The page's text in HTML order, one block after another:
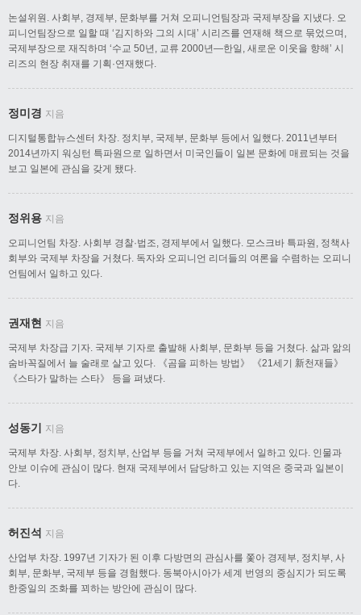
논설위원. 사회부, 경제부, 문화부를 거쳐 오피니언팀장과 국제부장을 지냈다. 오
피니언팀장으로 일할 때 ‘김지하와 그의 시대’ 시리즈를 연재해 책으로 묶었으며,
국제부장으로 재직하며 ‘수교 50년, 교류 2000년—한일, 새로운 이웃을 향해’ 시
리즈의 현장 취재를 기획·연재했다.
정미경 지음
디지털통합뉴스센터 차장. 정치부, 국제부, 문화부 등에서 일했다. 2011년부터
2014년까지 워싱턴 특파원으로 일하면서 미국인들이 일본 문화에 매료되는 것을
보고 일본에 관심을 갖게 됐다.
정위용 지음
오피니언팀 차장. 사회부 경찰·법조, 경제부에서 일했다. 모스크바 특파원, 정책사
회부와 국제부 차장을 거쳤다. 독자와 오피니언 리더들의 여론을 수렴하는 오피니
언팀에서 일하고 있다.
권재현 지음
국제부 차장급 기자. 국제부 기자로 출발해 사회부, 문화부 등을 거쳤다. 삶과 앎의
숨바꼭질에서 늘 술래로 살고 있다. 《곰을 피하는 방법》 《21세기 新천재들》
《스타가 말하는 스타》 등을 펴냈다.
성동기 지음
국제부 차장. 사회부, 정치부, 산업부 등을 거쳐 국제부에서 일하고 있다. 인물과
안보 이슈에 관심이 많다. 현재 국제부에서 담당하고 있는 지역은 중국과 일본이
다.
허진석 지음
산업부 차장. 1997년 기자가 된 이후 다방면의 관심사를 쫓아 경제부, 정치부, 사
회부, 문화부, 국제부 등을 경험했다. 동북아시아가 세계 번영의 중심지가 되도록
한중일의 조화를 꾀하는 방안에 관심이 많다.